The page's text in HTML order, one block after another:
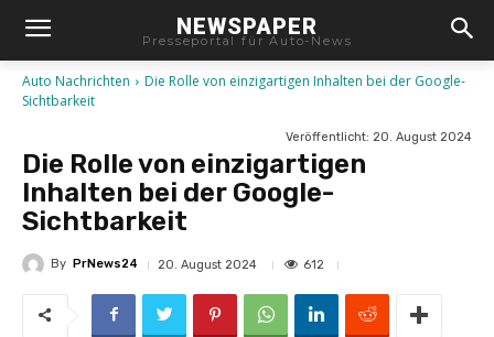
NEWSPAPER
Presseportal für Auto-News
Auto Nachrichten
Die Rolle von einzigartigen Inhalten bei der Google-
Sichtbarkeit
Veröffentlicht: 20. August 2024
Die Rolle von einzigartigen
Inhalten bei der Google-
Sichtbarkeit
By PrNews24 20. August 2024 612